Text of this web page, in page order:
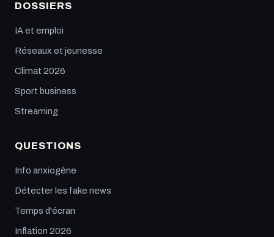
DOSSIERS
IA et emploi
Réseaux et jeunesse
Climat 2026
Sport business
Streaming
QUESTIONS
Info anxiogène
Détecter les fake news
Temps d'écran
Inflation 2026